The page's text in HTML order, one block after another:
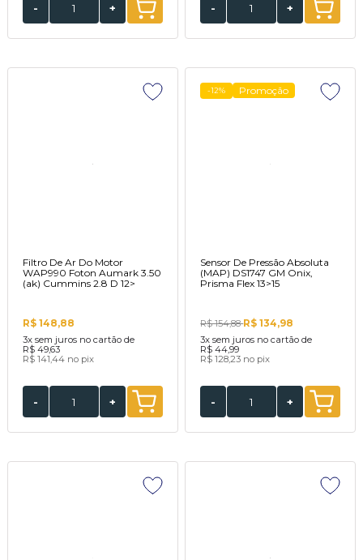
- + - +
Filtro De Ar Do Motor
WAP990 Foton Aumark 3.50
(ak) Cummins 2.8 D 12>
R$ 148,88
3x sem juros no cartão de
R$ 49,63
R$ 141,44 no pix
- +
-12% Promoção
Sensor De Pressão Absoluta
(MAP) DS1747 GM Onix,
Prisma Flex 13>15
R$ 154,88R$ 134,98
3x sem juros no cartão de
R$ 44,99
R$ 128,23 no pix
- +